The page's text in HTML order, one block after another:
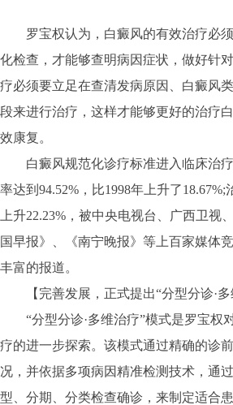
罗宝权认为，白癜风的有效治疗必须
化检查，才能够查明病因症状，做好针
疗必须要立足在查清发病原因、白癜风
段来进行治疗，这样才能够更好的治疗
效康复。
白癜风规范化诊疗标准进入临床治疗
率达到94.52%，比1998年上升了18.67%;
上升22.23%，被中央电视台、广西卫视
国早报》、《南宁晚报》等上百家媒体
丰富的报道。
【完善发展，正式提出“分型分诊·多
“分型分诊·多维治疗”模式是罗宝权
疗的进一步探索。该模式通过精确的诊
况，并依据多项病因精准检测技术，通
型、分期、分类检查确诊，来制定适合